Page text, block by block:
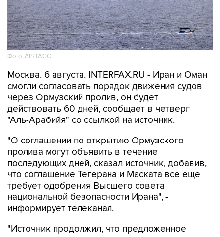
Фото: AP/ТАСС
Москва. 6 августа. INTERFAX.RU - Иран и Оман
смогли согласовать порядок движения судов
через Ормузский пролив, он будет
действовать 60 дней, сообщает в четверг
"Аль-Арабийя" со ссылкой на источник.
"О соглашении по открытию Ормузского
пролива могут объявить в течение
последующих дней, сказал источник, добавив,
что соглашение Тегерана и Маската все еще
требует одобрения Высшего совета
национальной безопасности Ирана", -
информирует телеканал.
"Источник продолжил, что предложенное